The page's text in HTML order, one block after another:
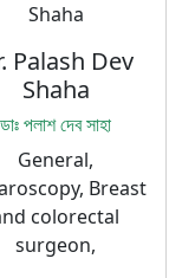
Palash Dev
Shaha
ডাঃ পলাশ দেব সাহা
General,
Breast
colorectal
surgeon,